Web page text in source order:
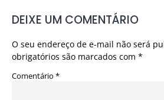
DEIXE UM COMENTÁRIO
O seu endereço de e-mail não será
obrigatórios são marcados com *
Comentário *